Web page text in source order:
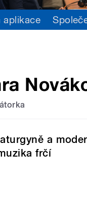
aplikace
a
frčí